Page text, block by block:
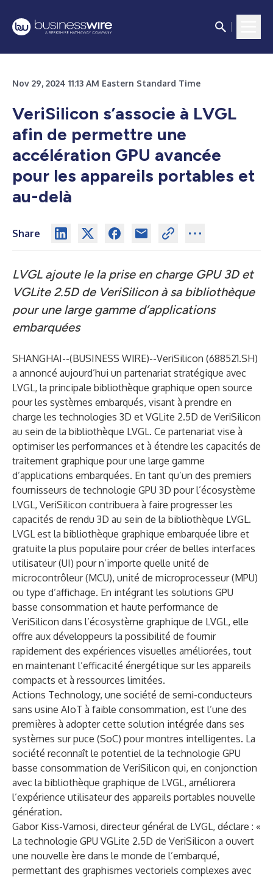
Nov 29, 2024 11:13 AM Eastern Standard Time
VeriSilicon s’associe à LVGL
afin de permettre une
accélération GPU avancée
pour les appareils portables et
au-delà
Share
LVGL ajoute le la prise en charge GPU 3D et
VGLite 2.5D de VeriSilicon à sa bibliothèque
pour une large gamme d’applications
embarquées
SHANGHAI--(BUSINESS WIRE)--VeriSilicon (688521.SH)
a annoncé aujourd’hui un partenariat stratégique avec
LVGL, la principale bibliothèque graphique open source
pour les systèmes embarqués, visant à prendre en
charge les technologies 3D et VGLite 2.5D de VeriSilicon
au sein de la bibliothèque LVGL. Ce partenariat vise à
optimiser les performances et à étendre les capacités de
traitement graphique pour une large gamme
d’applications embarquées. En tant qu’un des premiers
fournisseurs de technologie GPU 3D pour l’écosystème
LVGL, VeriSilicon contribuera à faire progresser les
capacités de rendu 3D au sein de la bibliothèque LVGL.
LVGL est la bibliothèque graphique embarquée libre et
gratuite la plus populaire pour créer de belles interfaces
utilisateur (UI) pour n’importe quelle unité de
microcontrôleur (MCU), unité de microprocesseur (MPU)
ou type d’affichage. En intégrant les solutions GPU
basse consommation et haute performance de
VeriSilicon dans l’écosystème graphique de LVGL, elle
offre aux développeurs la possibilité de fournir
rapidement des expériences visuelles améliorées, tout
en maintenant l’efficacité énergétique sur les appareils
compacts et à ressources limitées.
Actions Technology, une société de semi-conducteurs
sans usine AIoT à faible consommation, est l’une des
premières à adopter cette solution intégrée dans ses
systèmes sur puce (SoC) pour montres intelligentes. La
société reconnaît le potentiel de la technologie GPU
basse consommation de VeriSilicon qui, en conjonction
avec la bibliothèque graphique de LVGL, améliorera
l’expérience utilisateur des appareils portables nouvelle
génération.
Gabor Kiss-Vamosi, directeur général de LVGL, déclare : «
La technologie GPU VGLite 2.5D de VeriSilicon a ouvert
une nouvelle ère dans le monde de l’embarqué,
permettant des graphismes vectoriels complexes avec